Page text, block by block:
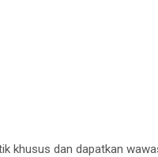
khusus dan dapatkan